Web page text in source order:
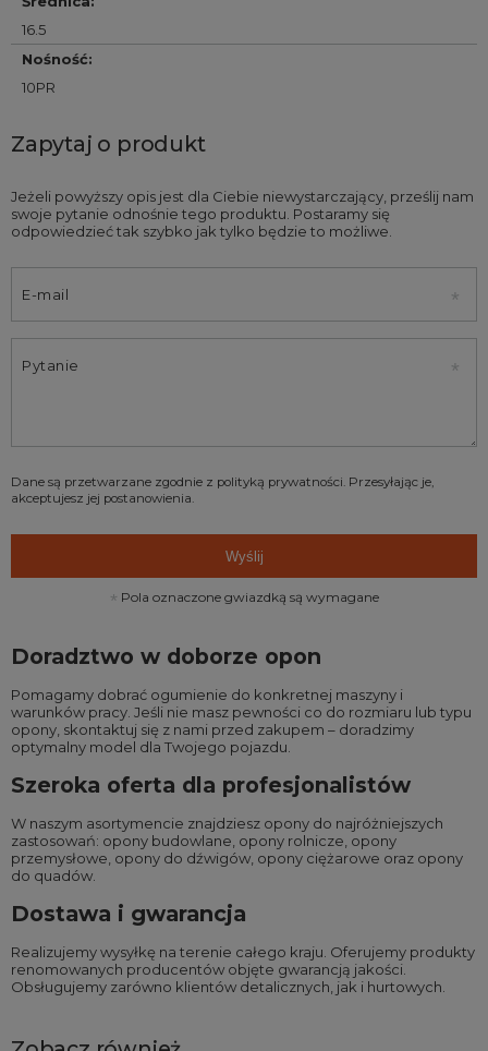
16.5
Nośność:
10PR
Zapytaj o produkt
Jeżeli powyższy opis jest dla Ciebie niewystarczający, prześlij nam
swoje pytanie odnośnie tego produktu. Postaramy się
odpowiedzieć tak szybko jak tylko będzie to możliwe.
E-mail
Pytanie
Dane są przetwarzane zgodnie z polityką prywatności. Przesyłając je,
akceptujesz jej postanowienia.
Wyślij
Pola oznaczone gwiazdką są wymagane
Doradztwo w doborze opon
Pomagamy dobrać ogumienie do konkretnej maszyny i
warunków pracy. Jeśli nie masz pewności co do rozmiaru lub typu
opony, skontaktuj się z nami przed zakupem – doradzimy
optymalny model dla Twojego pojazdu.
Szeroka oferta dla profesjonalistów
W naszym asortymencie znajdziesz opony do najróżniejszych
zastosowań: opony budowlane opony rolnicze opony
przemysłowe opony do dźwigów opony ciężarowe oraz opony
do quadów
Dostawa i gwarancja
Realizujemy wysyłkę na terenie całego kraju. Oferujemy produkty
renomowanych producentów objęte gwarancją jakości.
Obsługujemy zarówno klientów detalicznych, jak i hurtowych.